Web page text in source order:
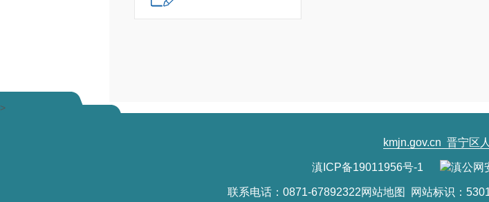
>
kmjn.gov.cn 晋宁区
滇ICP备19011956号-1 滇公网
联系电话：0871-67892322网站地图 网站标识：